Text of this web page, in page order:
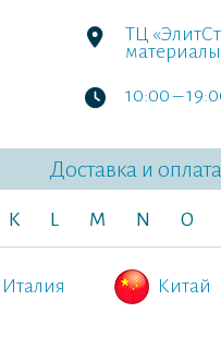
ТЦ
10:00 –
Доставка и оплата
K L M N O
Италия Китай